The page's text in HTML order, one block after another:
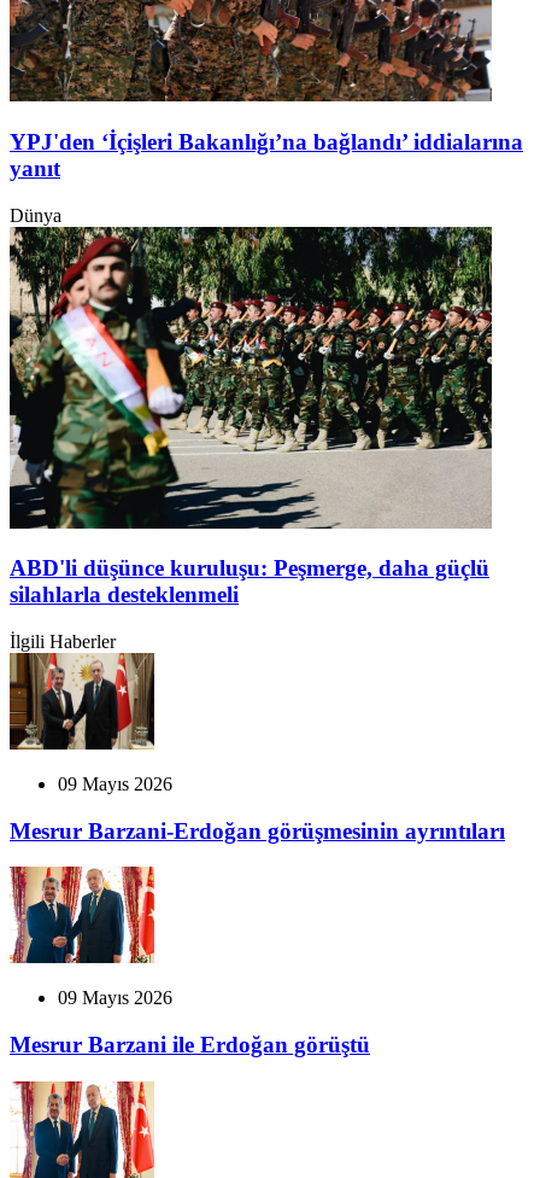
YPJ'den ‘İçişleri Bakanlığı’na bağlandı’ iddialarına
yanıt
Dünya
ABD'li düşünce kuruluşu: Peşmerge, daha güçlü
silahlarla desteklenmeli
İlgili Haberler
09 Mayıs 2026
Mesrur Barzani-Erdoğan görüşmesinin ayrıntıları
09 Mayıs 2026
Mesrur Barzani ile Erdoğan görüştü